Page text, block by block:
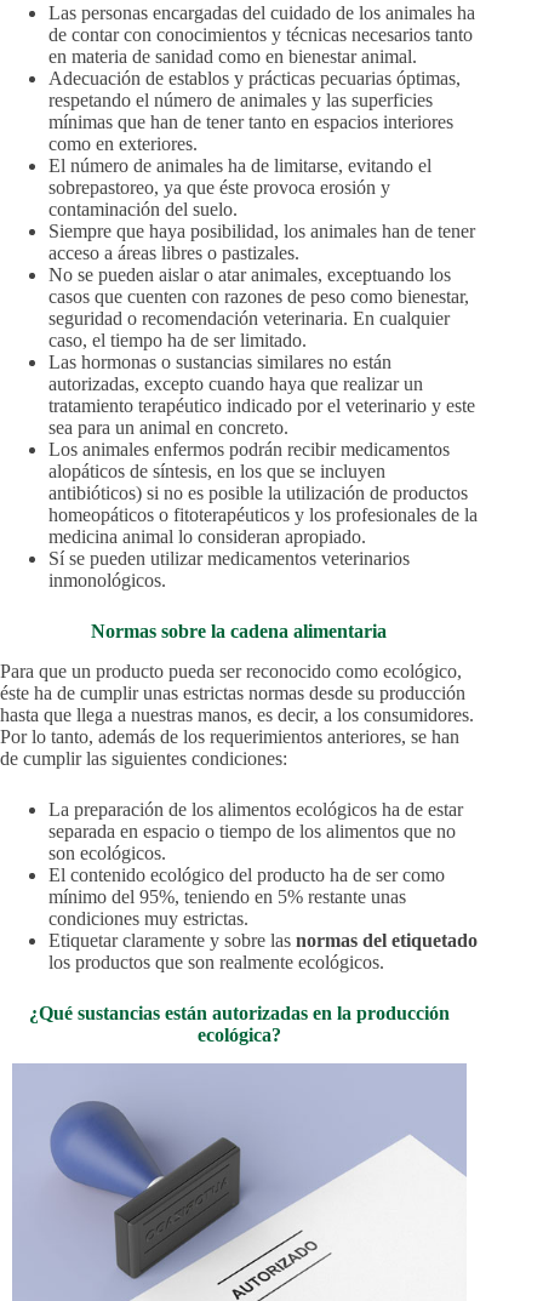
Las personas encargadas del cuidado de los animales ha
de contar con conocimientos y técnicas necesarios tanto
en materia de sanidad como en bienestar animal.
Adecuación de establos y prácticas pecuarias óptimas,
respetando el número de animales y las superficies
mínimas que han de tener tanto en espacios interiores
como en exteriores.
El número de animales ha de limitarse, evitando el
sobrepastoreo, ya que éste provoca erosión y
contaminación del suelo.
Siempre que haya posibilidad, los animales han de tener
acceso a áreas libres o pastizales.
No se pueden aislar o atar animales, exceptuando los
casos que cuenten con razones de peso como bienestar,
seguridad o recomendación veterinaria. En cualquier
caso, el tiempo ha de ser limitado.
Las hormonas o sustancias similares no están
autorizadas, excepto cuando haya que realizar un
tratamiento terapéutico indicado por el veterinario y este
sea para un animal en concreto.
Los animales enfermos podrán recibir medicamentos
alopáticos de síntesis, en los que se incluyen
antibióticos) si no es posible la utilización de productos
homeopáticos o fitoterapéuticos y los profesionales de la
medicina animal lo consideran apropiado.
Sí se pueden utilizar medicamentos veterinarios
inmonológicos.
Normas sobre la cadena alimentaria
Para que un producto pueda ser reconocido como ecológico,
éste ha de cumplir unas estrictas normas desde su producción
hasta que llega a nuestras manos, es decir, a los consumidores.
Por lo tanto, además de los requerimientos anteriores, se han
de cumplir las siguientes condiciones:
La preparación de los alimentos ecológicos ha de estar
separada en espacio o tiempo de los alimentos que no
son ecológicos.
El contenido ecológico del producto ha de ser como
mínimo del 95%, teniendo en 5% restante unas
condiciones muy estrictas.
Etiquetar claramente y sobre las normas del etiquetado
los productos que son realmente ecológicos.
¿Qué sustancias están autorizadas en la producción
ecológica?